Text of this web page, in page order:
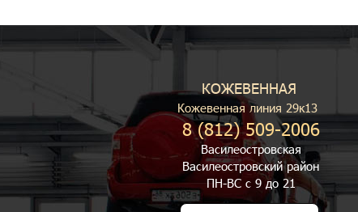
КОЖЕВЕННАЯ
Кожевенная линия 29к13
8 (812) 509-2006
Василеостровская
Василеостровский район
ПН-ВС с 9 до 21